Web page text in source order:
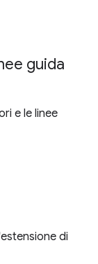
guida
e le linee
di